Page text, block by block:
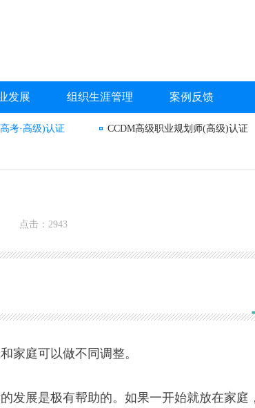
发展 组织生涯管理 案例反馈
考·高级)认证 CCDM高级职业规划师(高级)认证
点击：2943
庭可以做不同调整。
展是极有帮助的。如果一开始就放在家庭